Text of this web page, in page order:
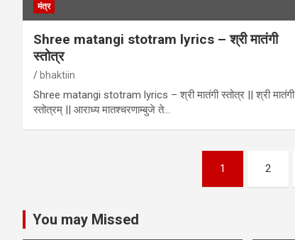
मंत्र
Shree matangi stotram lyrics – श्री मातंगी
स्तोत्र
bhaktiin
Shree matangi stotram lyrics – श्री मातंगी स्तोत्र || श्री मातंगी
स्तोत्रम् || आराध्य मातश्चरणाम्बुजे ते…
1 2
You may Missed